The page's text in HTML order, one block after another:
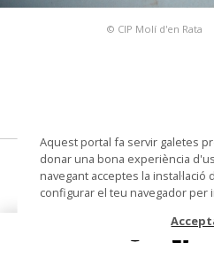
© CIP Molí d'en Rata
Núm. de registre 299
Aquest portal fa servir galetes
donar una bona experiència
navegant acceptes la
configurar el teu navegador per